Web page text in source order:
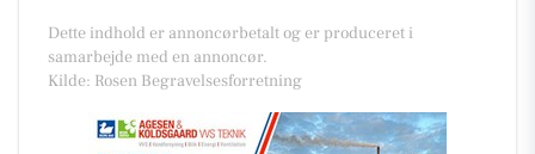
Dette indhold er annoncørbetalt og er produceret i
samarbejde med en annoncør.
Kilde: Rosen Begravelsesforretning